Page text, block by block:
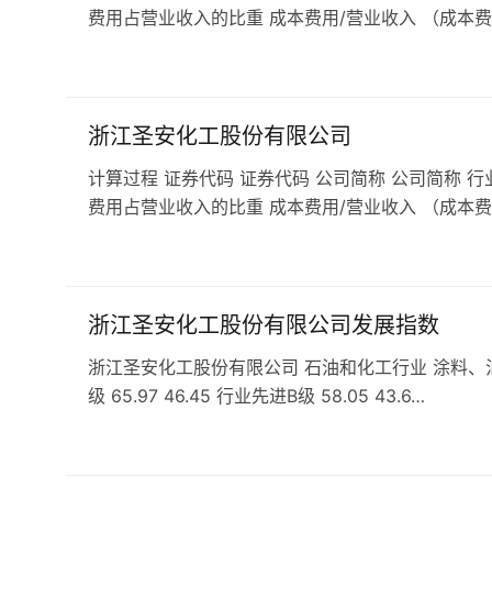
费用占营业收入的比重 成本费用/营业收入 （成本
浙江圣安化工股份有限公司
计算过程 证券代码 证券代码 公司简称 公司简称
费用占营业收入的比重 成本费用/营业收入 （成本
浙江圣安化工股份有限公司发展指数
浙江圣安化工股份有限公司 石油和化工行业 涂料
级 65.97 46.45 行业先进B级 58.05 43.6…